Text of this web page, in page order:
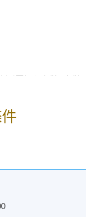
（六）， 2:30 – 3:30pm